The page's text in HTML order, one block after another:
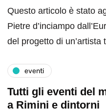
Questo articolo è stato
Pietre d’inciampo
del progetto di
eventi
Tutti gli eventi del
a Rimini e dintorni